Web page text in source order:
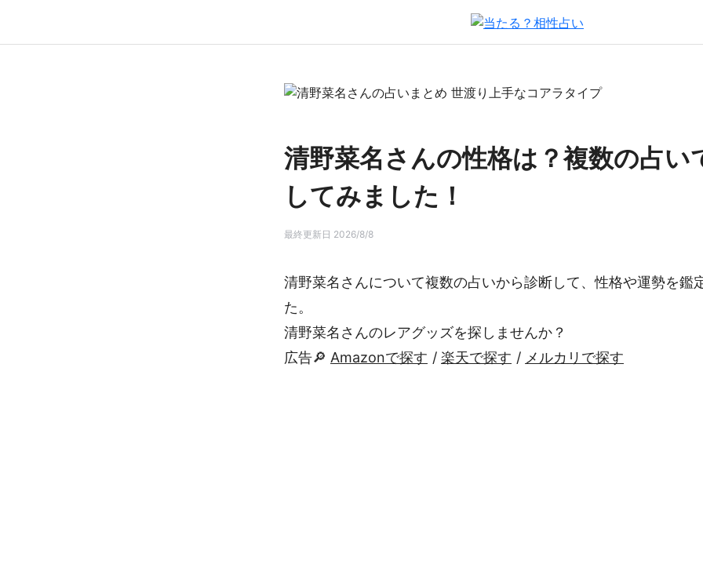
清野菜名さんの性格は？複数の占い
してみました！
最終更新日 2026/8/8
清野菜名さんについて複数の占いから診断して、性格や運勢を鑑
た。
清野菜名さんのレアグッズを探しませんか？
広告🔎 Amazonで探す / 楽天で探す / メルカリで探す